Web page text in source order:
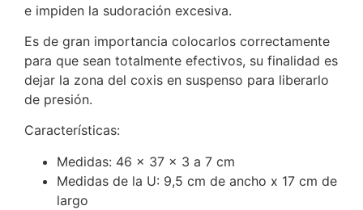
e impiden la sudoración excesiva.
Es de gran importancia colocarlos correctamente
para que sean totalmente efectivos, su finalidad es
dejar la zona del coxis en suspenso para liberarlo
de presión.
Características:
Medidas: 46 x 37 x 3 a 7 cm
Medidas de la U: 9,5 cm de ancho x 17 cm de
largo